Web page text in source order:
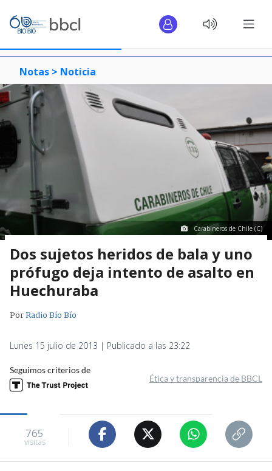
Notas > Noticia
Carabineros de Chile (C)
Dos sujetos heridos de bala y uno
prófugo deja intento de asalto en
Huechuraba
PorRadio Bío Bío
Lunes 15 julio de 2013 | Publicado a las 23:22
Seguimos criterios de
Ética y transparencia de BBCL
765
visitas